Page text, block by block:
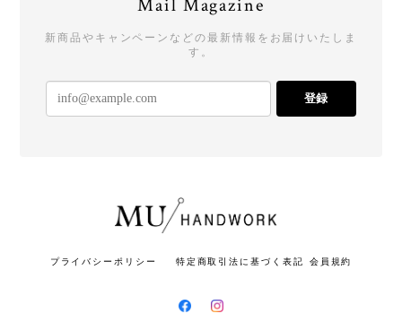
Mail Magazine
新商品やキャンペーンなどの最新情報をお届けいたしま
す。
登録
プライバシーポリシー 特定商取引法に基づく表記 会員規約